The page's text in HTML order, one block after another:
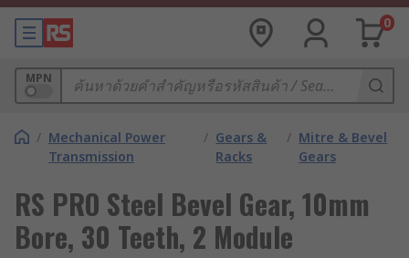
0
MPN
/ Mechanical Power
Transmission
/ Gears &
Racks
/ Mitre & Bevel
Gears
RS PRO Steel Bevel Gear, 10mm
Bore, 30 Teeth, 2 Module